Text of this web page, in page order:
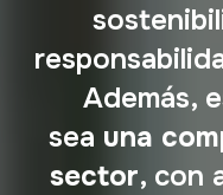
Además,
sea una
sector, con